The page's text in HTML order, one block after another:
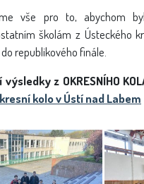
vše pro to, abychom
školám z Ústeckého
republikového finále.
z OKRESNÍHO
kolo v Ústí nad Labem